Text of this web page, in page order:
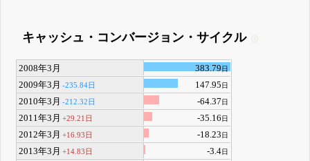
キャッシュ・コンバージョン・サイクル
2008年3月 383.79 日
2009年3月 -235.84日 147.95 日
2010年3月 -212.32日 -64.37 日
2011年3月 +29.21日 -35.16 日
2012年3月 +16.93日 -18.23 日
2013年3月 +14.83日 -3.4日